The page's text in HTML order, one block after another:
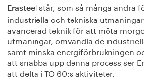
Erasteel står, som så många andra
industriella och tekniska
avancerad teknik för att möta
utmaningar, omvandla de
samt minska energiförbrukningen
att snabba upp denna process ser
att delta i TO 60:s aktiviteter.